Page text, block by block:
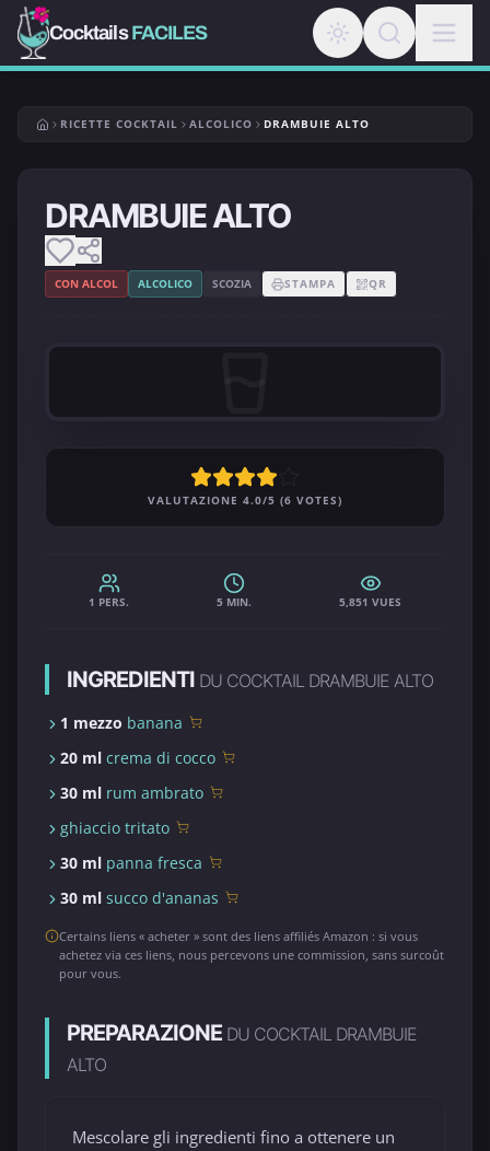
CocktailsFACILES
RICETTE COCKTAIL ALCOLICO DRAMBUIE ALTO
DRAMBUIE ALTO
CON ALCOL ALCOLICO SCOZIA STAMPA QR
VALUTAZIONE 4.0/5 (6 VOTES)
1 PERS. 5 MIN. 5,851 VUES
INGREDIENTI DU COCKTAIL DRAMBUIE ALTO
1 mezzo banana
20 ml crema di cocco
30 ml rum ambrato
ghiaccio tritato
30 ml panna fresca
30 ml succo d'ananas
Certains liens « acheter » sont des liens affiliés Amazon : si vous
achetez via ces liens, nous percevons une commission, sans surcoût
pour vous.
PREPARAZIONE DU COCKTAIL DRAMBUIE
ALTO
Mescolare gli ingredienti fino a ottenere un